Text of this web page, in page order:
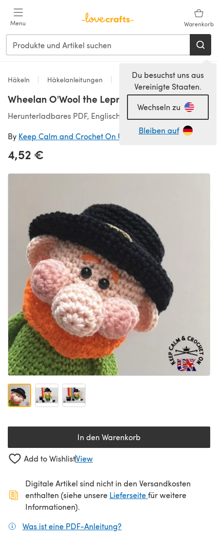
Menu Warenkorb
Du besuchst uns aus
Vereinigte Staaten.
Wechseln zu
Bleiben auf
Häkeln Häkelanleitungen Spielzeug
Wheelan O'Wool the Leprechaun Amigirumi
Herunterladbares PDF, Englisch
By Keep Calm and Crochet On UK
4,52 €
In den Warenkorb
Add to WishlistView
Digitale Artikel sind nicht in den Versandkosten
enthalten (siehe unsere Lieferseite(öffnet sich in
für weitere
Informationen).
Was ist eine PDF-Anleitung?